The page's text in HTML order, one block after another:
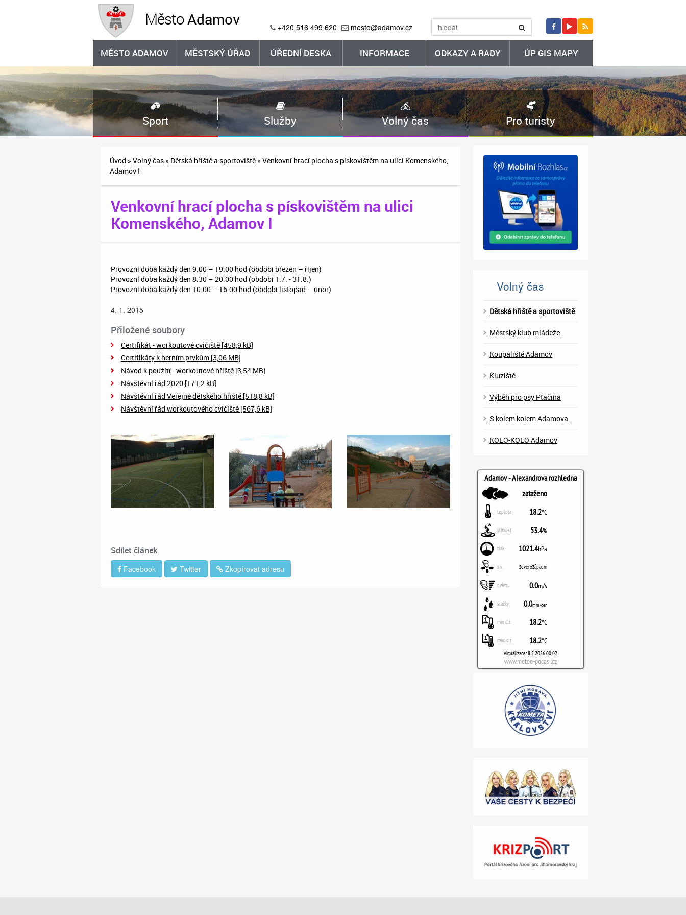
MěstoAdamov +420 516 499 620 mesto@adamov.cz
MĚSTO ADAMOV MĚSTSKÝ ÚŘAD ÚŘEDNÍ DESKA INFORMACE ODKAZY A RADY ÚP GIS MAPY
Sport Služby Volný čas Pro turisty
Úvod » Volný čas » Dětská hřiště a sportoviště » Venkovní hrací plocha s pískovištěm na ulici Komenského,
Adamov I
Venkovní hrací plocha s pískovištěm na ulici
Komenského, Adamov I
Provozní doba každý den 9.00 – 19.00 hod (období březen – říjen)
Provozní doba každý den 8.30 – 20.00 hod (období 1.7. - 31.8.)
Provozní doba každý den 10.00 – 16.00 hod (období listopad – únor)
4. 1. 2015
Přiložené soubory
Certifikát - workoutové cvičiště [458,9 kB]
Certifikáty k herním prvkům [3,06 MB]
Návod k použití - workoutové hřiště [3,54 MB]
Návštěvní řád 2020 [171,2 kB]
Návštěvní řád Veřejné dětského hřiště [518,8 kB]
Návštěvní řád workoutového cvičiště [567,6 kB]
Sdílet článek
Facebook Twitter Zkopírovat adresu
Volný čas
Dětská hřiště a sportoviště
Městský klub mládeže
Koupaliště Adamov
Kluziště
Výběh pro psy Ptačina
S kolem kolem Adamova
KOLO-KOLO Adamov